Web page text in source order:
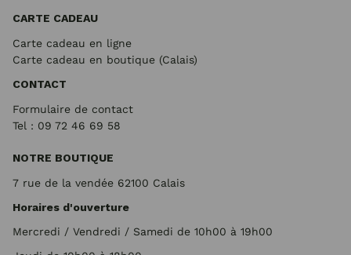
CARTE CADEAU
Carte cadeau en ligne
Carte cadeau en boutique (Calais)
CONTACT
Formulaire de contact
Tel : 09 72 46 69 58
NOTRE BOUTIQUE
7 rue de la vendée 62100 Calais
Horaires d'ouverture
Mercredi / Vendredi / Samedi de 10h00 à 19h00